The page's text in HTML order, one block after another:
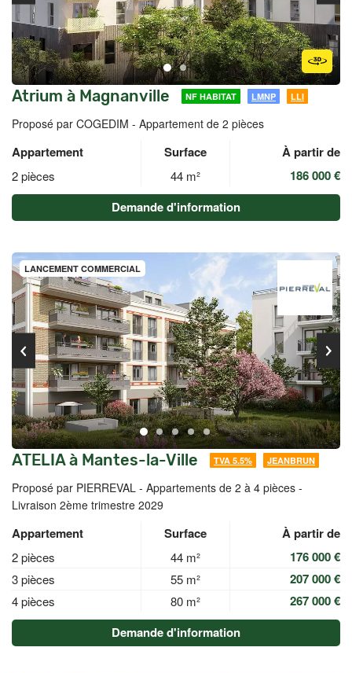
Atrium à Magnanville NF HABITAT LMNP LLI
Proposé par COGEDIM - Appartement de 2 pièces
Appartement Surface À partir de
2 pièces 44 m²
186 000 €
Demande d'information
LANCEMENT COMMERCIAL
ATELIA à Mantes-la-Ville TVA 5.5% JEANBRUN
Proposé par PIERREVAL - Appartements de 2 à 4 pièces -
Livraison 2ème trimestre 2029
Appartement Surface À partir de
2 pièces 44 m² 176 000 €
3 pièces 55 m² 207 000 €
4 pièces 80 m²
267 000 €
Demande d'information